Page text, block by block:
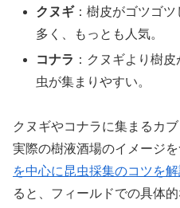
クヌギ ：樹皮がゴツゴ
多く、もっとも人気。
コナラ ：クヌギより樹
虫が集まりやすい。
クヌギやコナラに集まるカ
実際の樹液酒場のイメージを
を中心に昆虫採集のコツを
ると、フィールドでの具体